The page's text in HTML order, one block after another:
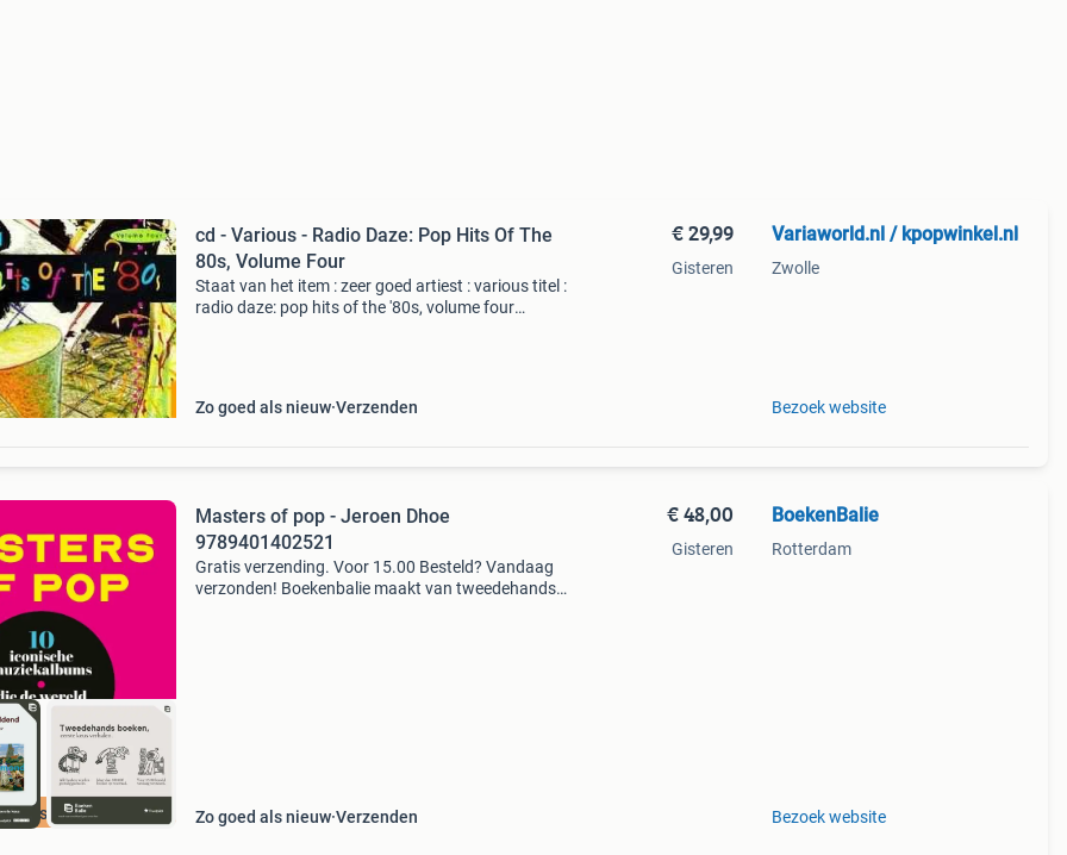
cd - Various - Radio Daze: Pop Hits Of The
80s, Volume Four
Staat van het item : zeer goed artiest : various titel :
radio daze: pop hits of the '80s, volume four
Zo goed als nieuw Verzenden
€ 29,99
Gisteren
Variaworld.nl / kpopwinkel.nl
Zwolle
Bezoek website
prijs
Masters of pop - Jeroen Dhoe
9789401402521
Gratis verzending. Voor 15.00 Besteld? Vandaag
verzonden! Boekenbalie maakt van tweedehands
Zo goed als nieuw Verzenden
€ 48,00
Gisteren
BoekenBalie
Rotterdam
Bezoek website